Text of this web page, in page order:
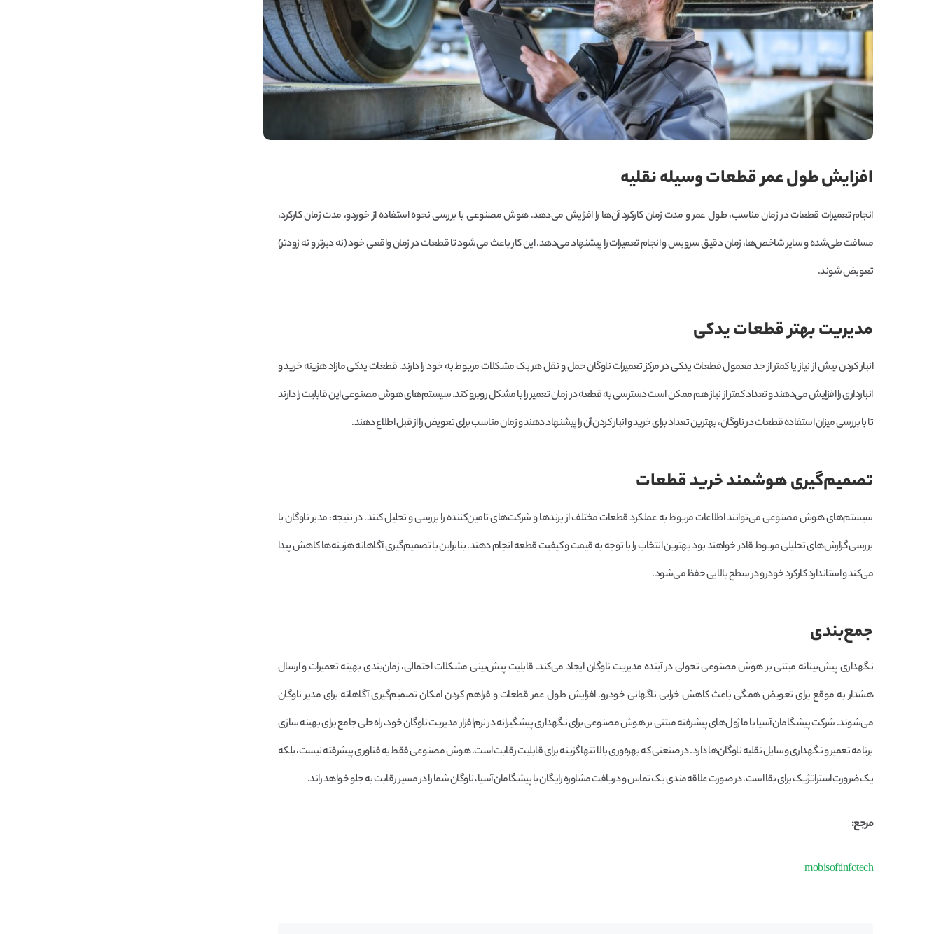
افزایش طول عمر قطعات وسیله نقلیه
انجام تعمیرات قطعات در زمان مناسب، طول عمر و مدت زمان کارکرد آن‌ها را افزایش می‌دهد. هوش مصنوعی با بررسی نحوه استفاده از خوردو، مدت زمان کارکرد،
مسافت طی‌شده و سایر شاخص‌ها، زمان دقیق سرویس و انجام تعمیرات را پیشنهاد می‌دهد. این کار باعث می‌شود تا قطعات در زمان واقعی خود (نه دیرتر و نه زودتر)
تعویض شوند.
مدیریت بهتر قطعات یدکی
انبار کردن بیش از نیاز یا کمتر از حد معمول قطعات یدکی در مرکز تعمیرات ناوگان حمل و نقل هر یک مشکلات مربوط به خود را دارند. قطعات یدکی مازاد هزینه خرید و
انبارداری را افزایش می‌دهند و تعداد کمتر از نیاز هم ممکن است دسترسی به قطعه در زمان تعمیر را با مشکل روبرو کند. سیستم‌های هوش مصنوعی این قابلیت را دارند
تا با بررسی میزان استفاده قطعات در ناوگان، بهترین تعداد برای خرید و انبار کردن آن را پیشنهاد دهند و زمان مناسب برای تعویض را از قبل اطلاع دهند.
تصمیم‌گیری هوشمند خرید قطعات
سیستم‌های هوش مصنوعی می‌توانند اطلاعات مربوط به عملکرد قطعات مختلف از برندها و شرکت‌های تامین‌کننده را بررسی و تحلیل کنند. در نتیجه، مدیر ناوگان با
بررسی گزارش‌های تحلیلی مربوط قادر خواهند بود بهترین انتخاب را با توجه به قیمت و کیفیت قطعه انجام دهند. بنابراین با تصمیم‌گیری آگاهانه هزینه‌ها کاهش پیدا
می‌کند و استاندارد کارکرد خودرو در سطح بالایی حفظ می‌شود.
جمع‌بندی
نگهداری پیش‌بینانه مبتنی بر هوش مصنوعی تحولی در آینده مدیریت ناوگان ایجاد می‌کند. قابلیت پیش‌بینی مشکلات احتمالی، زمان‌بندی بهینه تعمیرات و ارسال
هشدار به موقع برای تعویض همگی باعث کاهش خرابی ناگهانی خودرو، افزایش طول عمر قطعات و فراهم کردن امکان تصمیم‌گیری آگاهانه برای مدیر ناوگان
می‌شوند. شرکت پیشگامان آسیا با ماژول‌های پیشرفته مبتنی بر هوش مصنوعی برای نگهداری پیشگیرانه در نرم‌افزار مدیریت ناوگان خود، راه‌حلی جامع برای بهینه سازی
برنامه تعمیر و نگهداری وسایل نقلیه ناوگان‌ها دارد. در صنعتی که بهره‌وری بالا تنها گزینه برای قابلیت رقابت است، هوش مصنوعی فقط یه فناوری پیشرفته نیست، بلکه
یک ضرورت استراتژیک برای بقا است. در صورت علاقه‌مندی یک تماس و دریافت مشاوره رایگان با پیشگامان آسیا، ناوگان شما را در مسیر رقابت به جلو خواهد راند.
مرجع:
mobisoftinfotech